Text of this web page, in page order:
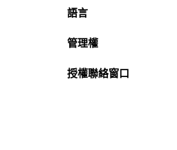
語言
管理權
授權聯絡窗口